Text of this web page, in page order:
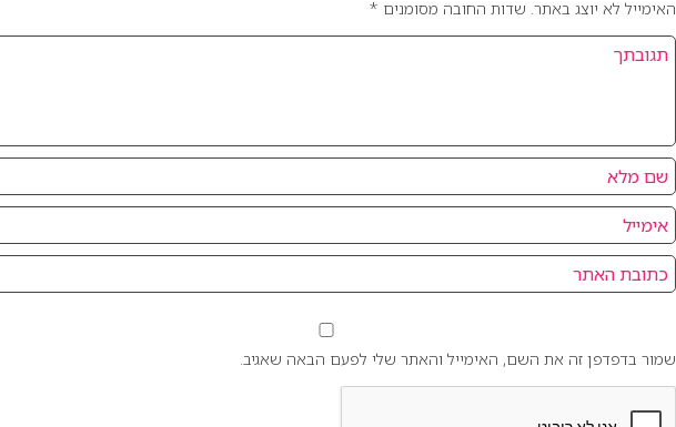
האימייל לא יוצג באתר. שדות החובה מסומנים *
שמור בדפדפן זה את השם, האימייל והאתר שלי לפעם הבאה שאגיב.